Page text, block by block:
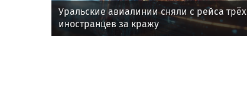
Уральские авиалинии сняли с рейса трёх
иностранцев за кражу